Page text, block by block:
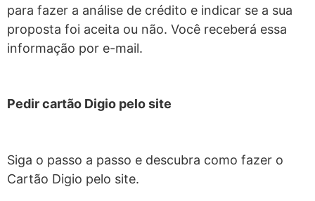
para fazer a análise de crédito e indicar se a sua
proposta foi aceita ou não. Você receberá essa
informação por e-mail.
Pedir cartão Digio pelo site
Siga o passo a passo e descubra como fazer o
Cartão Digio pelo site.